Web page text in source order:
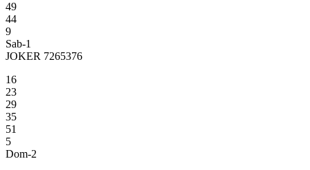
49
44
9
Sab-1
JOKER 7265376
16
23
29
35
51
5
Dom-2